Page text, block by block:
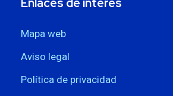
Mapa web
Aviso legal
Política de privacidad